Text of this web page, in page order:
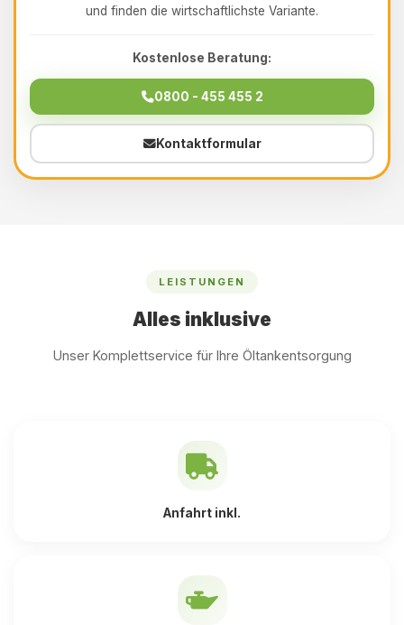
und finden die wirtschaftlichste Variante.
Kostenlose Beratung:
0800 - 455 455 2
Kontaktformular
LEISTUNGEN
Alles inklusive
Unser Komplettservice für Ihre Öltankentsorgung
Anfahrt inkl.